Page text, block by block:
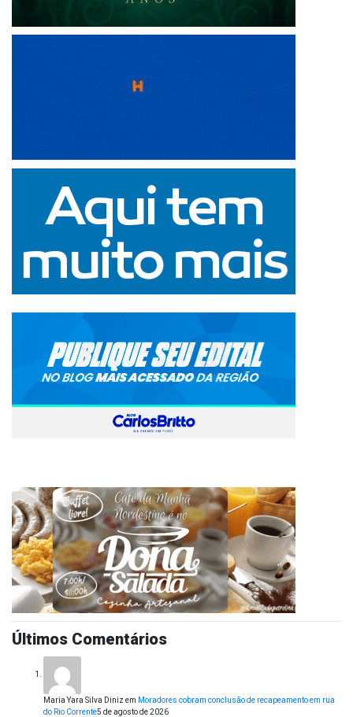
Últimos Comentários
Maria Yara Silva Diniz em Moradores cobram conclusão de recapeamento em rua
do Rio Corrente5 de agosto de 2026